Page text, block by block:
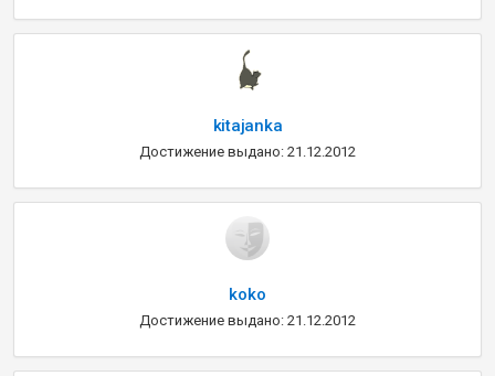
kitajanka
Достижение выдано: 21.12.2012
koko
Достижение выдано: 21.12.2012